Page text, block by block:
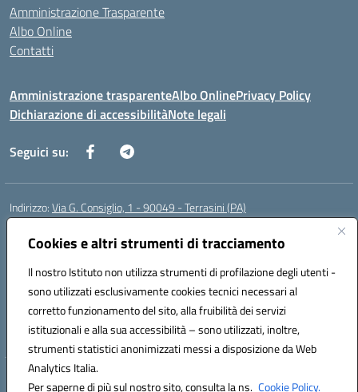
Cookies e altri strumenti di tracciamento
Il nostro Istituto non utilizza strumenti di profilazione degli utenti -
sono utilizzati esclusivamente cookies tecnici necessari al
corretto funzionamento del sito, alla fruibilità dei servizi
istituzionali e alla sua accessibilità – sono utilizzati, inoltre,
strumenti statistici anonimizzati messi a disposizione da Web
Analytics Italia.
Per saperne di più sul nostro sito, consulta la ns. Cookie Policy.
Amministrazione Trasparente
Albo Online
Contatti
Amministrazione trasparenteAlbo OnlinePrivacy Policy
Dichiarazione di accessibilitàNote legali
Seguici su:
Indirizzo:Via G. Consiglio, 1 - 90049 - Terrasini (PA)
Centralino:
Posta elettronica certificata (PEC):paic88700d@pec.istruzione.it
Codice fiscale: 80025710825
Codice meccanografico:PAIC88700D
Codice Indice delle Pubbliche Amministrazioni (IPA): istsc_paic88700d
Codice unico di fatturazione (CUF): UF7LHF
Hosting & Powered by 3D Solution S.r.l.